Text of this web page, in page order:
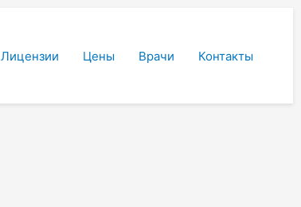
Лицензии Цены Врачи Контакты